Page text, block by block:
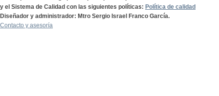
y el Sistema de Calidad con las siguientes políticas: Política de calidad
Diseñador y administrador: Mtro Sergio Israel Franco García.
Contacto y asesoría